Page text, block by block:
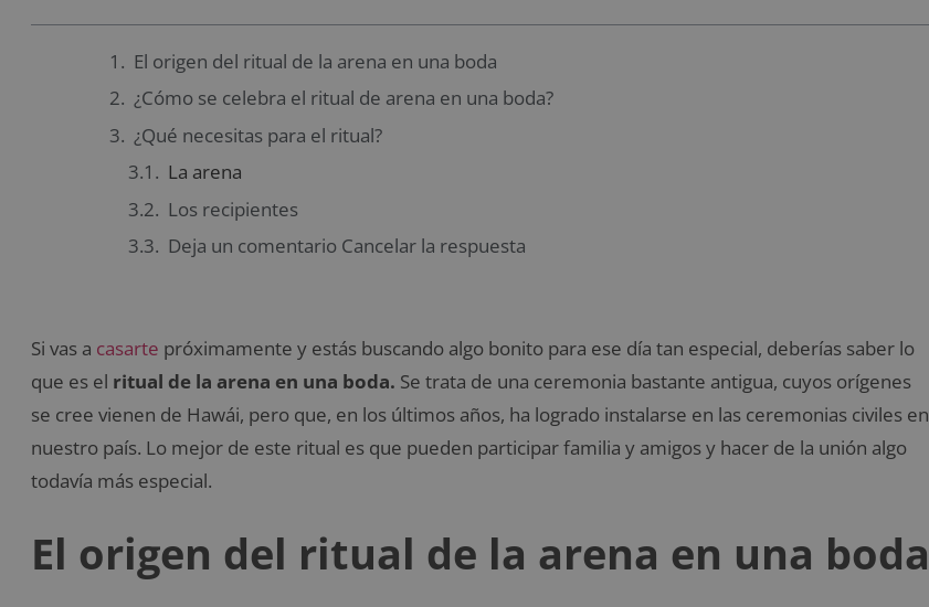
El origen del ritual de la arena en una boda
¿Cómo se celebra el ritual de arena en una boda?
¿Qué necesitas para el ritual?
La arena
Los recipientes
Deja un comentario Cancelar la respuesta
Si vas a casarte próximamente y estás buscando algo bonito para ese día tan especial, deberías saber lo
que es el ritual de la arena en una boda. Se trata de una ceremonia bastante antigua, cuyos orígenes
se cree vienen de Hawái, pero que, en los últimos años, ha logrado instalarse en las ceremonias civiles en
nuestro país. Lo mejor de este ritual es que pueden participar familia y amigos y hacer de la unión algo
todavía más especial.
El origen del ritual de la arena en una boda